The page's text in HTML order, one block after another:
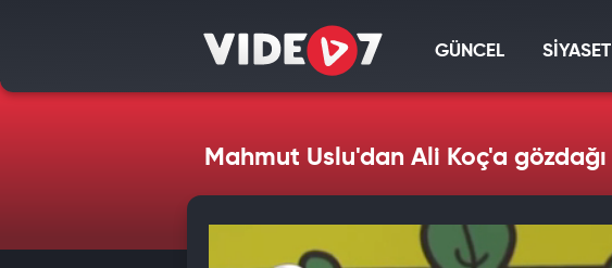
GÜNCEL SİYASET
Mahmut Uslu'dan Ali Koç'a gözdağı